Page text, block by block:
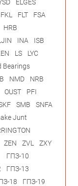
ELGES
FKL FLT
FSA
HRB
INA
ISB
LS
LYC
Bearings
NMD
NRB
OUST
PFI
SMB
SNFA
Junt
ZEN ZVL
ZXY
ГПЗ-10
ГПЗ-13
18
ГПЗ-19